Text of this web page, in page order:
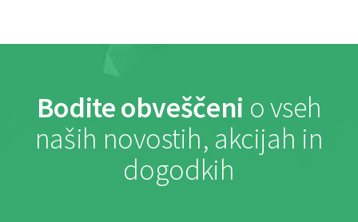
Bodite obveščeni o vseh
naših novostih, akcijah in
dogodkih